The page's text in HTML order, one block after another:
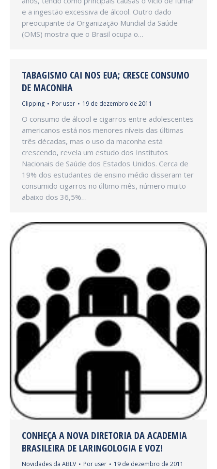
e a ingestão excessiva de álcool. Outro dado
preocupante da Organização Mundial da Saúde
(OMS) mostra que o Brasil ocupa o…
TABAGISMO CAI NOS EUA; CRESCE CONSUMO
DE MACONHA
Clipping Por user 19 de dezembro de 2011
O consumo de álcool e cigarros entre adolescentes
americanos está nos menores níveis das últimas
três décadas, mas o uso da maconha está
crescendo, revela um estudo dos Institutos
Nacionais de Saúde dos Estados Unidos. Cerca de
19% dos estudantes de ensino médio disseram ter
consumido cigarros no último mês, número muito
abaixo dos 36,5%…
CONHEÇA A NOVA DIRETORIA DA ACADEMIA
BRASILEIRA DE LARINGOLOGIA E VOZ!
Novidades da ABLV Por user 19 de dezembro de 2011